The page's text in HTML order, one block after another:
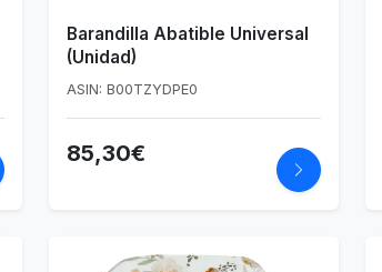
Barandilla Abatible Universal
(Unidad)
ASIN: B00TZYDPE0
85,30€